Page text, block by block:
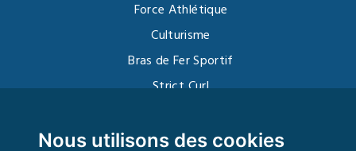
Nous utilisons des cookies
Force Athlétique
Culturisme
Bras de Fer Sportif
Strict Curl
Kettlebell